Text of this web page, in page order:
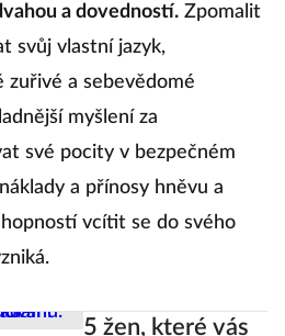
a dovedností. Zpomalit
svůj vlastní jazyk,
a sebevědomé
myšlení za
své pocity v bezpečném
a přínosy hněvu a
vcítit se do svého
5 žen, které vás